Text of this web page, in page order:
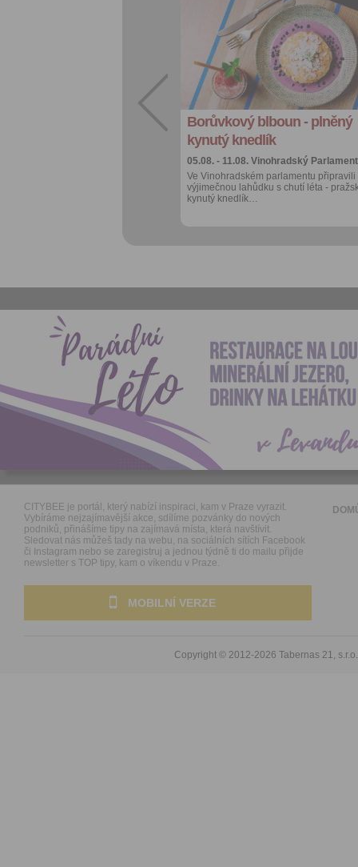
Borůvkový blboun - plněný
kynutý knedlík
05.08. - 11.08. Vinohradský Parlament
Ve Vinohradském parlamentu připravili
výjimečnou lahůdku s chutí léta -
kynutý knedlík…
Přidat do
oblíbených
Sdílet:
Facebook
export do
kalendáře
Více výhod pro
přihlášené
CITYBEE je portál, který nabízí inspiraci, kam v Praze vyrazit.
Vybíráme nejzajímavější akce, sdílíme pozvánky do nových
podniků, přinášíme tipy na zajímavá místa, která navštívit.
Sledovat nás můžeš tady na webu, na sociálních sítích Facebook
či Instagram nebo se zaregistruj a jednou týdně ti do mailu přijde
newsletter s TOP tipy, kam o víkendu v Praze.
MOBILNÍ VERZE
Copyright © 2012-2026 Tabernas 21, s.r.o.